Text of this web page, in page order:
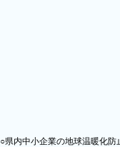
○県内中小企業の地球温暖化